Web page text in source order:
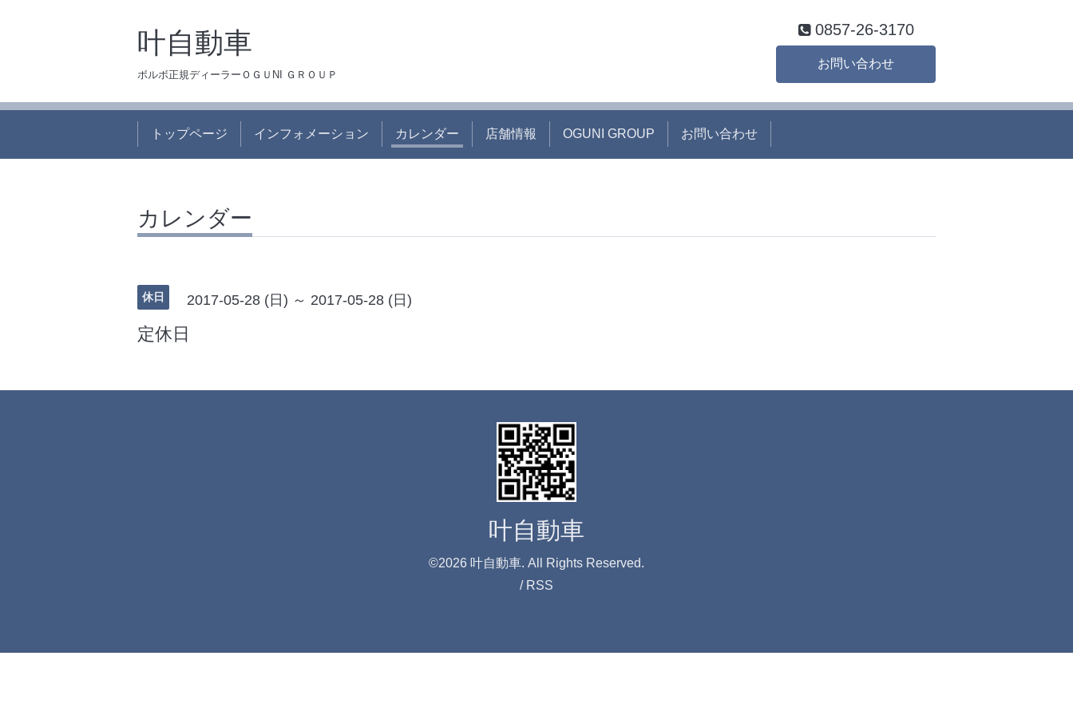
叶自動車
ボルボ正規ディーラーＯＧＵNI ＧＲＯＵＰ
0857-26-3170
お問い合わせ
トップページ インフォメーション カレンダー 店舗情報 OGUNI GROUP お問い合わせ
カレンダー
休日 2017-05-28 (日) ～ 2017-05-28 (日)
定休日
叶自動車
©2026 叶自動車. All Rights Reserved.
/ RSS